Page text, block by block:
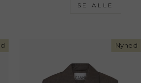
SE ALLE
Nyhed